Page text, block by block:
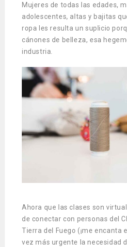
Mujeres de todas las edades,
adolescentes, altas y bajitas
ropa les resulta un suplicio
cánones de belleza, esa
industria.
Ahora que las clases son
de conectar con personas del
Tierra del Fuego (¡me encanta
vez más urgente la necesidad